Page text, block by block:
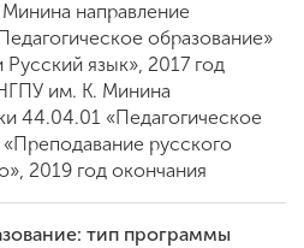
направление
образование»
язык», 2017 год
им. К. Минина
44.04.01 «Педагогическое
русского
2019 год окончания
тип программы